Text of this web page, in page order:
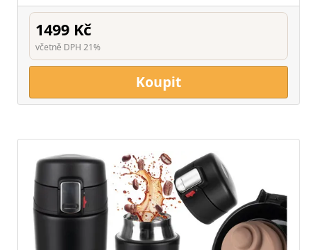
1499 Kč
včetně DPH 21%
Koupit